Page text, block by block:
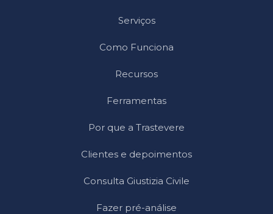
Serviços
Como Funciona
Recursos
Ferramentas
Por que a Trastevere
Clientes e depoimentos
Consulta Giustizia Civile
Fazer pré-análise